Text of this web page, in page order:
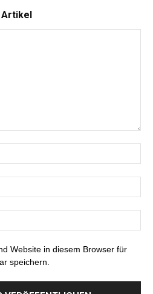
Artikel
Website in diesem Browser für
speichern.